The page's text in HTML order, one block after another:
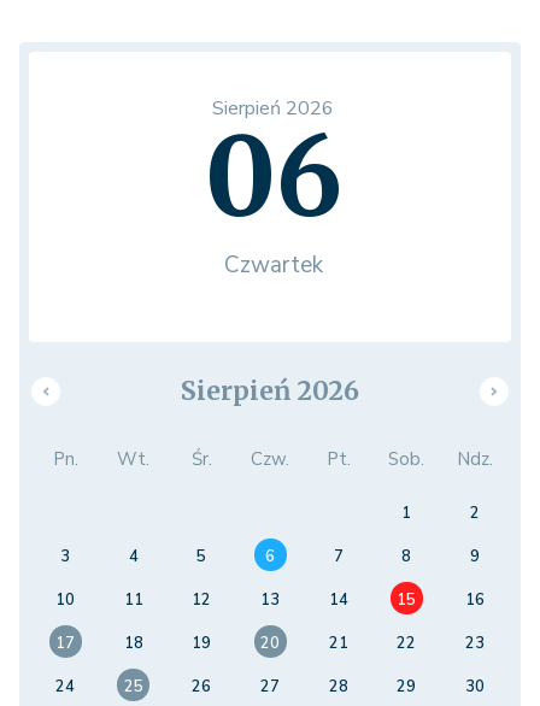
Sierpień 2026
06
Czwartek
Sierpień 2026
Pn. Wt. Śr. Czw. Pt. Sob. Ndz.
1
2
3
4 5 6 7 8
9
10
11 12 13 14 15
16
17
18 19 20 21 22
23
24
25 26 27 28 29
30